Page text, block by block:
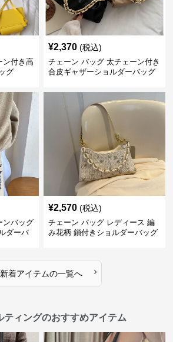
ン付き高
グ
¥2,370 (税込)
チェーン バッグ 太チェーン付き
合皮ギャザーショルダーバッグ
ンバッグ
ダーバ
¥2,570 (税込)
チェーン バッグ レディース 編
み花柄 鎖付きショルダーバッグ
新着アイテムの一覧へ ›
ティングのおすすめアイテム